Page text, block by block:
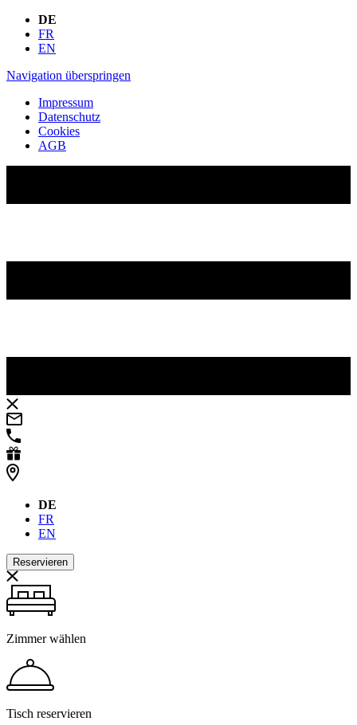
DE
FR
EN
Navigation überspringen
Impressum
Datenschutz
Cookies
AGB
DE
FR
EN
Reservieren
Zimmer wählen
Tisch reservieren